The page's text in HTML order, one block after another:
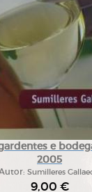
e
2005
Sumilleres
9,00 €